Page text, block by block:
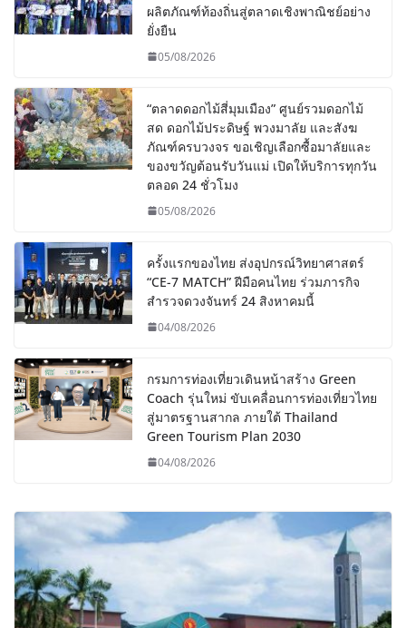
ผลิตภัณฑ์ท้องถิ่นสู่ตลาดเชิงพาณิชย์อย่าง
ยั่งยืน
05/08/2026
“ตลาดดอกไม้สี่มุมเมือง” ศูนย์รวมดอกไม้
สด ดอกไม้ประดิษฐ์ พวงมาลัย และสังฆ
ภัณฑ์ครบวงจร ขอเชิญเลือกซื้อมาลัยและ
ของขวัญต้อนรับวันแม่ เปิดให้บริการทุกวัน
ตลอด 24 ชั่วโมง
05/08/2026
ครั้งแรกของไทย ส่งอุปกรณ์วิทยาศาสตร์
“CE-7 MATCH” ฝีมือคนไทย ร่วมภารกิจ
สำรวจดวงจันทร์ 24 สิงหาคมนี้
04/08/2026
กรมการท่องเที่ยวเดินหน้าสร้าง Green
Coach รุ่นใหม่ ขับเคลื่อนการท่องเที่ยวไทย
สู่มาตรฐานสากล ภายใต้ Thailand
Green Tourism Plan 2030
04/08/2026